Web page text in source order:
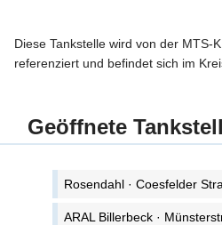
Diese Tankstelle wird von der MTS-
referenziert und befindet sich im
Geöffnete
Rosendahl · Coesfelder
ARAL Billerbeck ·